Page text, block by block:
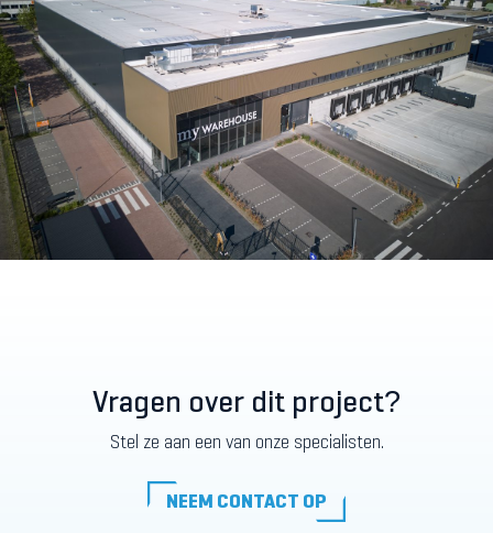
Vragen over dit project?
Stel ze aan een van onze specialisten.
NEEM CONTACT OP
NEEM CONTACT OP